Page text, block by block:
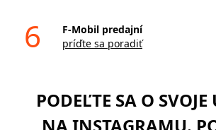
6
F-Mobil predajní
príďte sa poradiť
PODEĽTE SA O
NA INSTAGRAMU.